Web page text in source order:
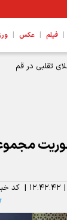
| فیلم | عکس |
تقلبی در قم
| ۱۲:۴۲:۴۲ | کد